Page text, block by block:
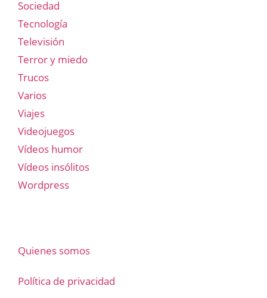
Sociedad
Tecnología
Televisión
Terror y miedo
Trucos
Varios
Viajes
Videojuegos
Vídeos humor
Vídeos insólitos
Wordpress
Quienes somos
Política de privacidad